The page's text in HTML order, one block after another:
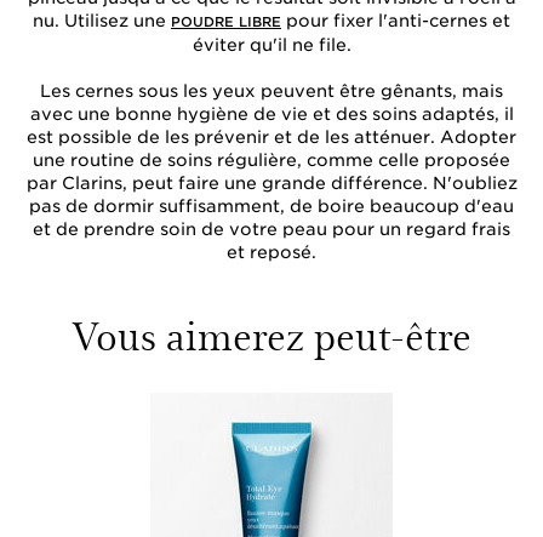
nu. Utilisez une POUDRE LIBRE pour fixer l'anti-cernes et
éviter qu'il ne file.
Les cernes sous les yeux peuvent être gênants, mais
avec une bonne hygiène de vie et des soins adaptés, il
est possible de les prévenir et de les atténuer. Adopter
une routine de soins régulière, comme celle proposée
par Clarins, peut faire une grande différence. N'oubliez
pas de dormir suffisamment, de boire beaucoup d'eau
et de prendre soin de votre peau pour un regard frais
et reposé.
Vous aimerez peut-être